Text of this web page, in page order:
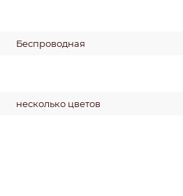
Беспроводная
несколько цветов